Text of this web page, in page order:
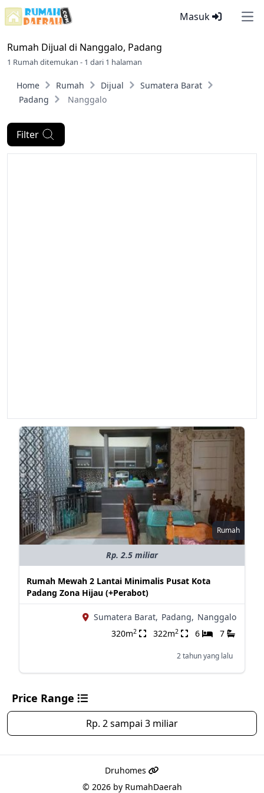
Masuk
Rumah Dijual di Nanggalo, Padang
1 Rumah ditemukan - 1 dari 1 halaman
Home Rumah Dijual
Sumatera Barat
Padang
Nanggalo
Filter
Rumah
Rp. 2.5 miliar
Rumah Mewah 2 Lantai Minimalis Pusat Kota
Padang Zona Hijau (+Perabot)
Sumatera Barat, Padang, Nanggalo
320m2 322m2 6 7
2 tahun yang lalu
Price Range
Rp. 2 sampai 3 miliar
Druhomes
© 2026 by RumahDaerah